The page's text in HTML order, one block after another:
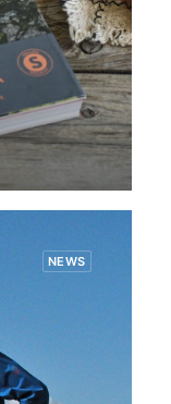
NEWS